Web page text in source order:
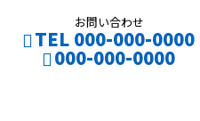
お問い合わせ
TEL 000-000-0000
000-000-0000